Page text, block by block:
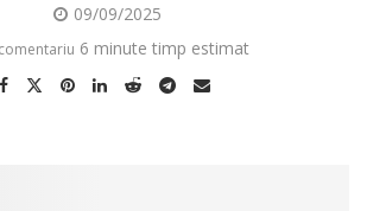
09/09/2025
6 minute timp estimat